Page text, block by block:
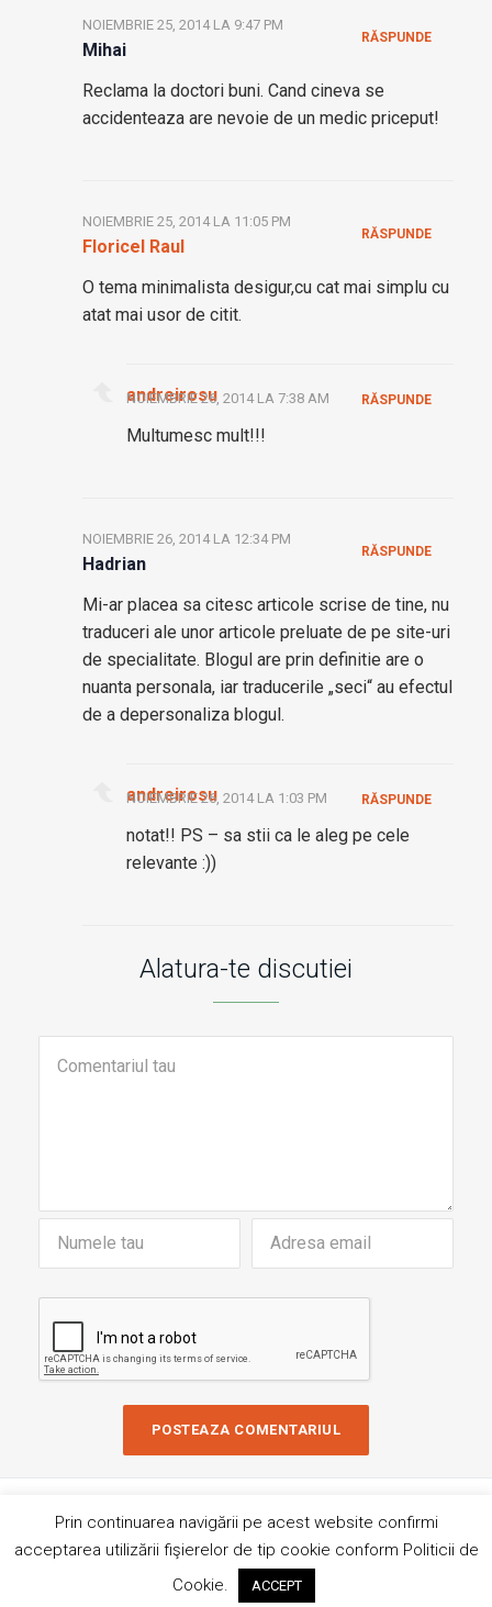
Mihai
NOIEMBRIE 25, 2014 LA 9:47 PM
Reclama la doctori buni. Cand cineva se
accidenteaza are nevoie de un medic priceput!
RĂSPUNDE
Floricel Raul
NOIEMBRIE 25, 2014 LA 11:05 PM
O tema minimalista desigur,cu cat mai simplu cu
atat mai usor de citit.
RĂSPUNDE
andreirosu
NOIEMBRIE 26, 2014 LA 7:38 AM
Multumesc mult!!!
RĂSPUNDE
Hadrian
NOIEMBRIE 26, 2014 LA 12:34 PM
Mi-ar placea sa citesc articole scrise de tine, nu
traduceri ale unor articole preluate de pe site-uri
de specialitate. Blogul are prin definitie are o
nuanta personala, iar traducerile „seci“ au efectul
de a depersonaliza blogul.
RĂSPUNDE
andreirosu
NOIEMBRIE 26, 2014 LA 1:03 PM
notat!! PS – sa stii ca le aleg pe cele
relevante :))
RĂSPUNDE
Alatura-te discutiei
Contact
Site de84colors
Hai sa ne imprietenim!
Prin continuarea navigării pe acest website confirmi
acceptarea utilizării fişierelor de tip cookie conform Politicii de
Cookie.
ACCEPT